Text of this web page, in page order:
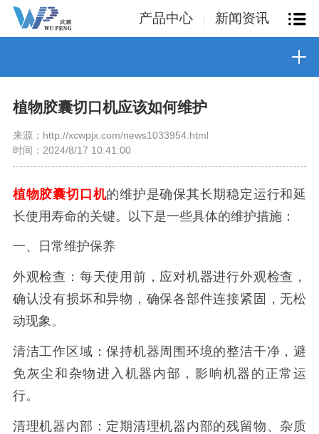
产品中心 新闻资讯
植物胶囊切口机应该如何维护
来源：http://xcwpjx.com/news1033954.html
时间：2024/8/17 10:41:00
植物胶囊切口机的维护是确保其长期稳定运行和延
长使用寿命的关键。以下是一些具体的维护措施：
一、日常维护保养
外观检查：每天使用前，应对机器进行外观检查，
确认没有损坏和异物，确保各部件连接紧固，无松
动现象。
清洁工作区域：保持机器周围环境的整洁干净，避
免灰尘和杂物进入机器内部，影响机器的正常运
行。
清理机器内部：定期清理机器内部的残留物、杂质